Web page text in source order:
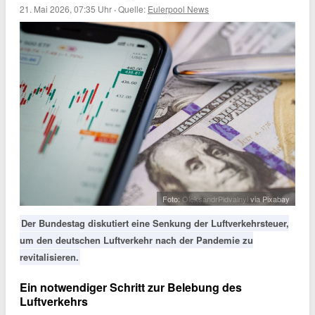
21. Mai 2026, 07:35 Uhr ·Quelle: Eulerpool News
Foto:OleksandrPidvalnyivia Pixabay
Der Bundestag diskutiert eine Senkung der Luftverkehrsteuer,
um den deutschen Luftverkehr nach der Pandemie zu
revitalisieren.
Ein notwendiger Schritt zur Belebung des
Luftverkehrs